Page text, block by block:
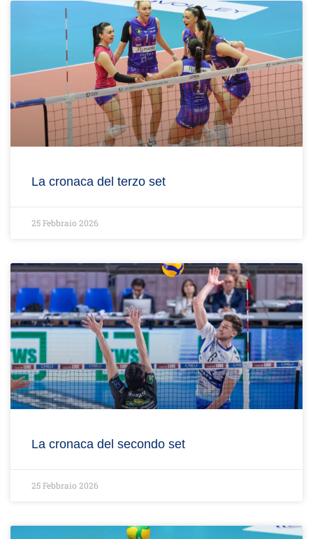
La cronaca del terzo set
25 Febbraio 2026
La cronaca del secondo set
25 Febbraio 2026